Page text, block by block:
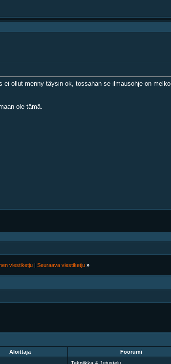
ollut menny täysin ok, tossahan se ilmausohje on
ole tämä.
viestiketju| Seuraava viestiketju »
Aloittaja Foorumi